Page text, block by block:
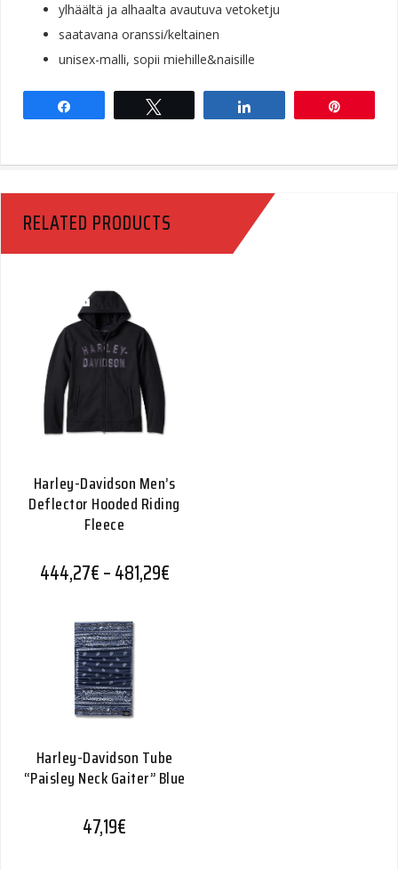
ylhäältä ja alhaalta avautuva vetoketju
saatavana oranssi/keltainen
unisex-malli, sopii miehille&naisille
RELATED PRODUCTS
Harley-Davidson Men’s
Deflector Hooded Riding
Fleece
444,27€–481,29€Hintaluokka: 444,27€ - 481,29€
Harley-Davidson Tube
“Paisley Neck Gaiter” Blue
47,19€